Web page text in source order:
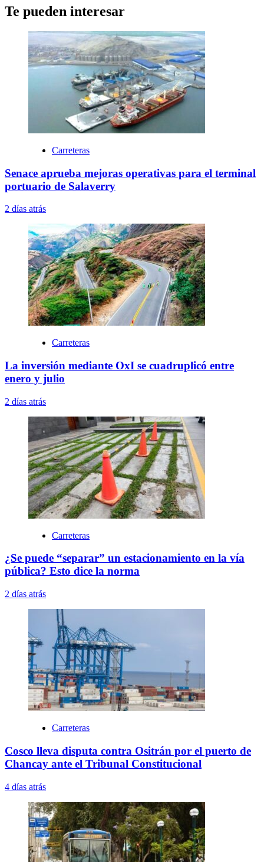
Te pueden interesar
Carreteras
Senace aprueba mejoras operativas para el terminal
portuario de Salaverry
2 días atrás
Carreteras
La inversión mediante OxI se cuadruplicó entre
enero y julio
2 días atrás
Carreteras
¿Se puede “separar” un estacionamiento en la vía
pública? Esto dice la norma
2 días atrás
Carreteras
Cosco lleva disputa contra Ositrán por el puerto de
Chancay ante el Tribunal Constitucional
4 días atrás